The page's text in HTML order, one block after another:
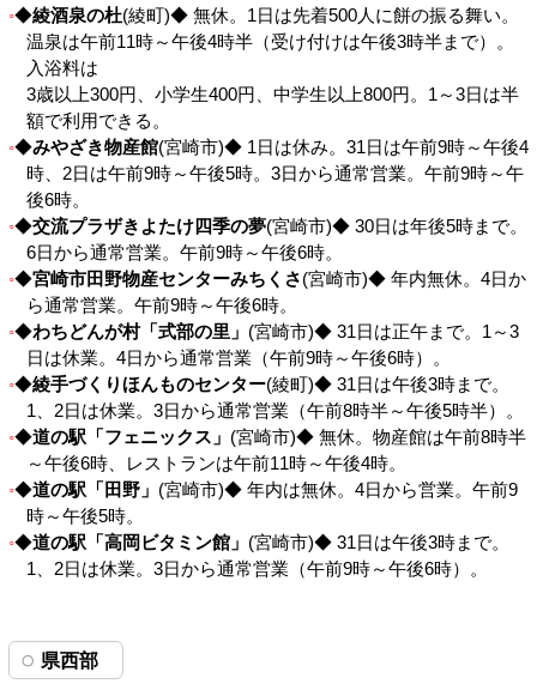
◆綾酒泉の杜(綾町)◆ 無休。1日は先着500人に餅の振る舞い。
温泉は午前11時～午後4時半（受け付けは午後3時半まで）。
入浴料は
3歳以上300円、小学生400円、中学生以上800円。1～3日は半
額で利用できる。
◆みやざき物産館(宮崎市)◆ 1日は休み。31日は午前9時～午後4
時、2日は午前9時～午後5時。3日から通常営業。午前9時～午
後6時。
◆交流プラザきよたけ四季の夢(宮崎市)◆ 30日は年後5時まで。
6日から通常営業。午前9時～午後6時。
◆宮崎市田野物産センターみちくさ(宮崎市)◆ 年内無休。4日か
ら通常営業。午前9時～午後6時。
◆わちどんが村「式部の里」 (宮崎市)◆ 31日は正午まで。1～3
日は休業。4日から通常営業（午前9時～午後6時）。
◆綾手づくりほんものセンター(綾町)◆ 31日は午後3時まで。
1、2日は休業。3日から通常営業（午前8時半～午後5時半）。
◆道の駅「フェニックス」 (宮崎市)◆ 無休。物産館は午前8時半
～午後6時、レストランは午前11時～午後4時。
◆道の駅「田野」 (宮崎市)◆ 年内は無休。4日から営業。午前9
時～午後5時。
◆道の駅「高岡ビタミン館」 (宮崎市)◆ 31日は午後3時まで。
1、2日は休業。3日から通常営業（午前9時～午後6時）。
県西部